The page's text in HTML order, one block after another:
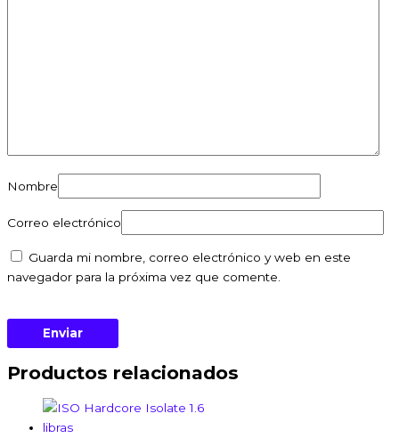
Nombre
Correo electrónico
Guarda mi nombre, correo electrónico y web en este
navegador para la próxima vez que comente.
Productos relacionados